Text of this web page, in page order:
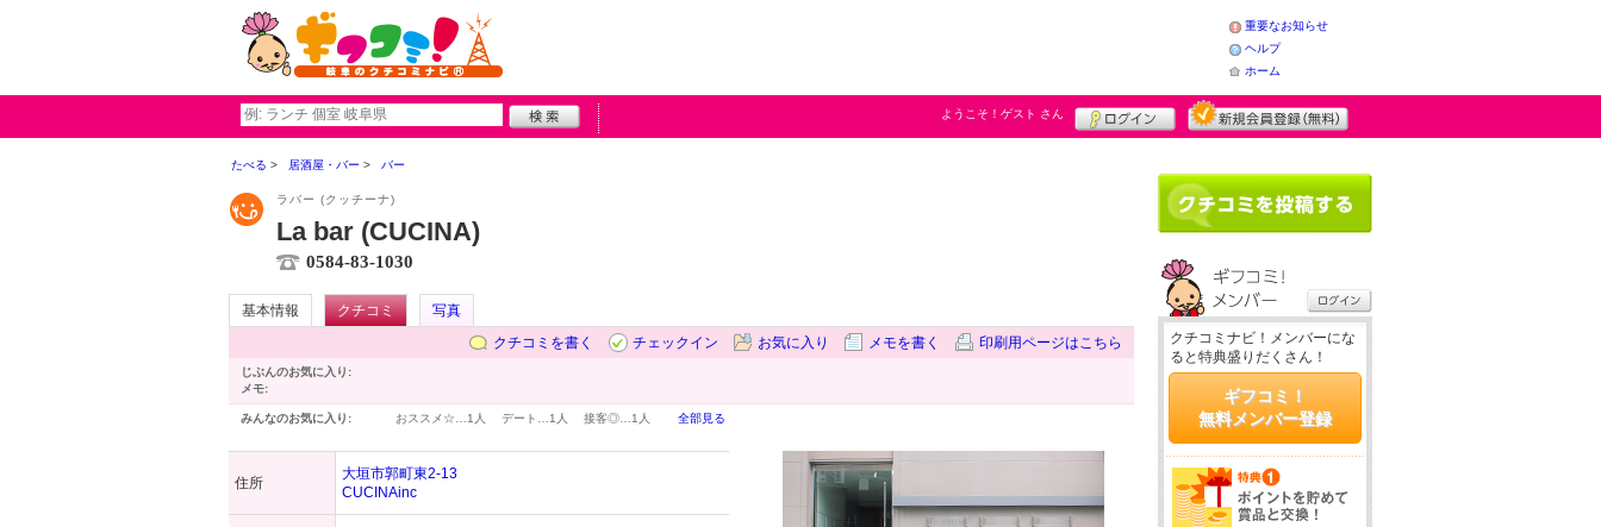
重要なお知らせ
ヘルプ
ホーム
ようこそ！ ゲスト さん
たべる 居酒屋・バー バー
ラバー (クッチーナ)
La bar (CUCINA)
0584-83-1030
基本情報 クチコミ
写真
クチコミを書く
チェックイン お気に入り メモを書く 印刷用ページはこちら
じぶんのお気に入り:
メモ:
みんなのお気に入り: おススメ☆… 1人 デート… 1人 接客◎… 1人 全部見る
住所
大垣市郭町東2-13
CUCINAinc
クチコミナビ！メンバーにな
ると特典盛りだくさん！
ギフコミ！
無料メンバー登録